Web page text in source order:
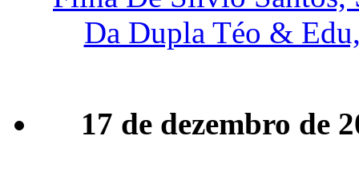
Da Dupla Téo &
17 de dezembro de